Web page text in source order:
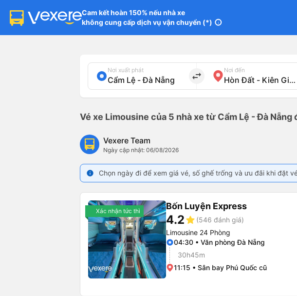
Cam kết hoàn 150% nếu nhà xe
không cung cấp dịch vụ vận chuyển (*) info
Nơi xuất phát
import_export
Nơi đến
Vé xe Limousine của 5 nhà xe từ Cẩm Lệ - Đà
Vexere Team
Ngày cập nhật: 06/08/2026
info Chọn ngày đi để xem giá vé, số ghế trống và ưu đãi khi đặt
Xác nhận tức thì Bốn Luyện Express
4.2star (546 đánh giá)
Limousine 24 Phòng
04:30 • Văn phòng Đà Nẵng
30h45m
11:15 • Sân bay Phú Quốc cũ